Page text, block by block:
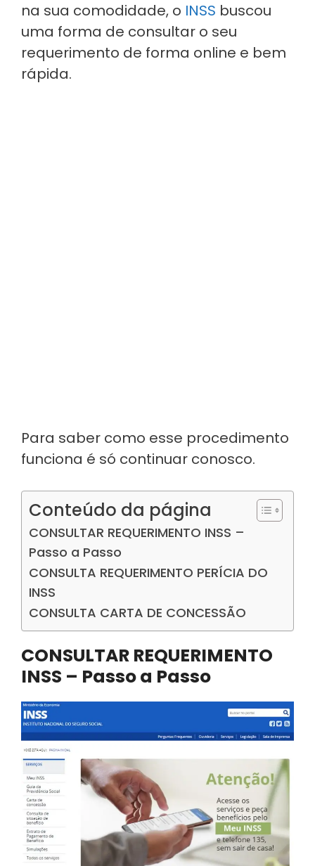
na sua comodidade, o INSS buscou
uma forma de consultar o seu
requerimento de forma online e bem
rápida.
Para saber como esse procedimento
funciona é só continuar conosco.
Conteúdo da página
CONSULTAR REQUERIMENTO INSS –
Passo a Passo
CONSULTA REQUERIMENTO PERÍCIA DO
INSS
CONSULTA CARTA DE CONCESSÃO
CONSULTAR REQUERIMENTO
INSS – Passo a Passo